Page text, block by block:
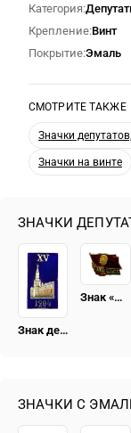
Категория
Крепление Винт
Покрытие Эмаль
СМОТРИТЕ ТАКЖЕ
Значки
Значки на винте
ЗНАЧКИ
Знак делегата XV съезда ВКП(б)
Знак «Делегат XXVII съезда КПСС»
ЗНАЧКИ С